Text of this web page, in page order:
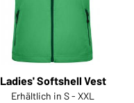
Ladies' Softshell Vest
Erhältlich in S - XXL